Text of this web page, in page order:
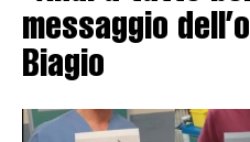
messaggio
Biagio